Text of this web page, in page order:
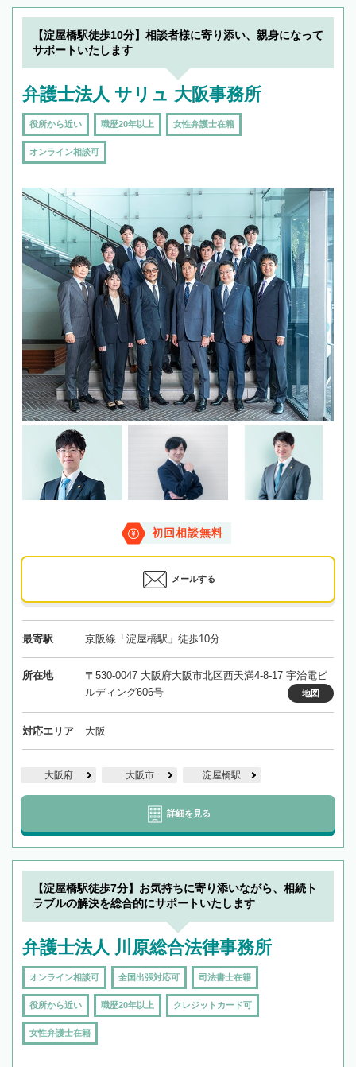
【淀屋橋駅徒歩10分】相談者様に寄り添い、親身になって
サポートいたします
弁護士法人 サリュ 大阪事務所
役所から近い 職歴20年以上 女性弁護士在籍
オンライン相談可
初回相談無料
メールする
最寄駅 京阪線「淀屋橋駅」徒歩10分
所在地
〒530-0047 大阪府大阪市北区西天満4-8-17 宇治電ビ
ルディング606号
地図
対応エリア 大阪
大阪府 大阪市 淀屋橋駅
詳細を見る
【淀屋橋駅徒歩7分】お気持ちに寄り添いながら、相続ト
ラブルの解決を総合的にサポートいたします
弁護士法人 川原総合法律事務所
オンライン相談可 全国出張対応可 司法書士在籍
役所から近い 職歴20年以上 クレジットカード可
女性弁護士在籍